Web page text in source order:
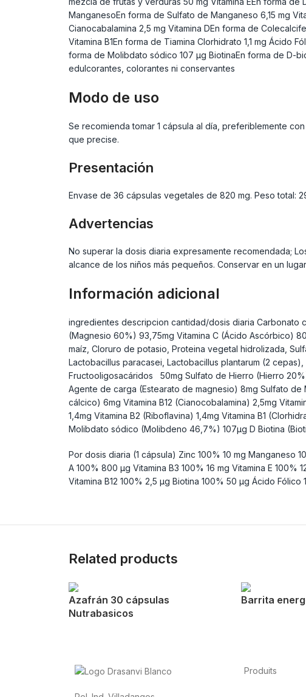
ManganesoEn forma de Sulfato de Manganeso 6,15 mg
Cianocabalamina 2,5 mg Vitamina DEn forma de
Vitamina B1En forma de Tiamina Clorhidrato 1,1 mg Ácido
forma de Molibdato sódico 107 µg BiotinaEn forma de D-
edulcorantes, colorantes ni conservantes
Modo de uso
Se recomienda tomar 1 cápsula al día, preferiblemente
que precise.
Presentación
Envase de 36 cápsulas vegetales de 820 mg. Peso total:
Advertencias
No superar la dosis diaria expresamente recomendada;
alcance de los niños más pequeños. Conservar en un
Información adicional
ingredientes descripcion cantidad/dosis diaria Carbonato
(Magnesio 60%) 93,75mg Vitamina C (Ácido Ascórbico)
maíz, Cloruro de potasio, Proteina vegetal hidrolizada,
Lactobacillus paracasei, Lactobacillus plantarum (2
Fructooligosacáridos 50mg Sulfato de Hierro (Hierro
Agente de carga (Estearato de magnesio) 8mg Sulfato de
cálcico) 6mg Vitamina B12 (Cianocobalamina) 2,5mg
1,4mg Vitamina B2 (Riboflavina) 1,4mg Vitamina B1
Molibdato sódico (Molibdeno 46,7%) 107µg D Biotina
Por dosis diaria (1 cápsula) Zinc 100% 10 mg Manganeso
A 100% 800 µg Vitamina B3 100% 16 mg Vitamina E 100%
Vitamina B12 100% 2,5 µg Biotina 100% 50 µg Ácido
Related products
Azafrán 30 cápsulas
Nutrabasicos
Barrita
Produits